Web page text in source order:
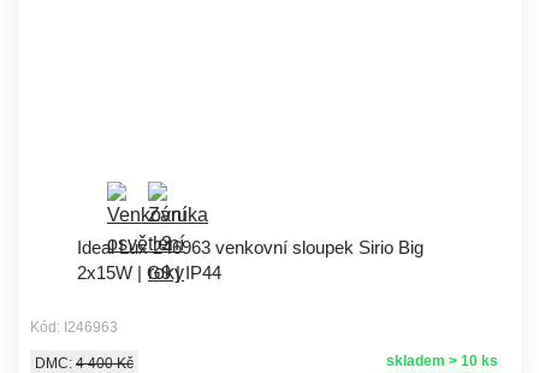
Ideal Lux 246963 venkovní sloupek Sirio Big
2x15W | G9 | IP44
Kód: I246963
skladem > 10 ks
DMC: 4 400 Kč